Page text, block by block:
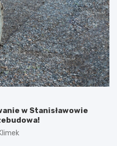
w Stanisławowie